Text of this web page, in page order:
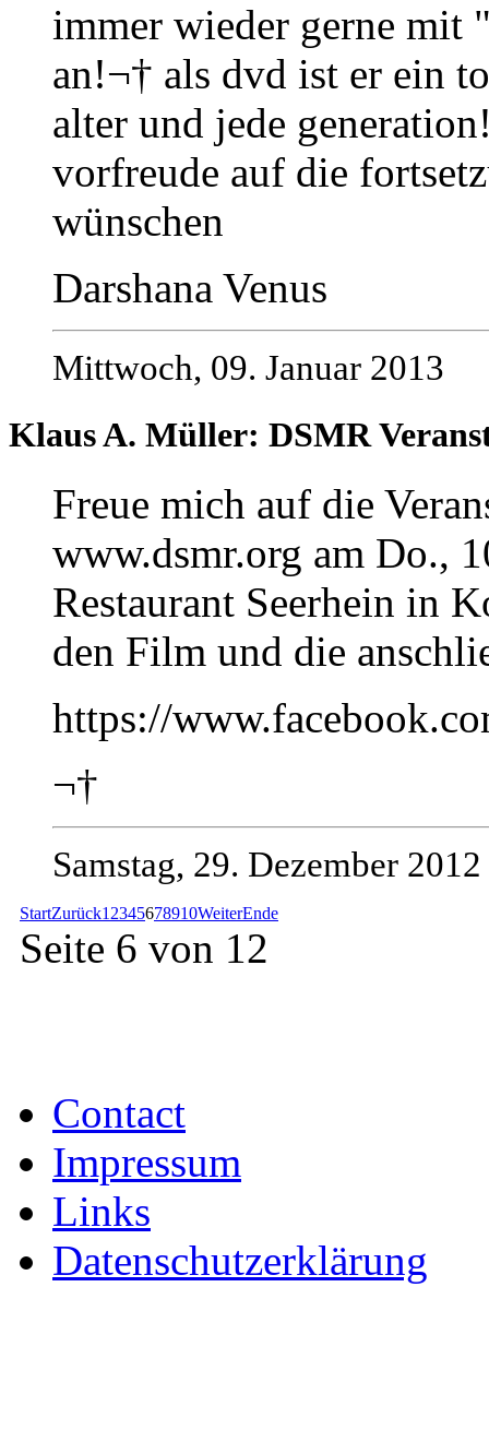
immer wieder gerne mit
an!¬† als dvd ist er ein
alter und jede
vorfreude auf die
wünschen
Darshana Venus
Mittwoch, 09. Januar 2013
Klaus A. Müller: DSMR
Freue mich auf die
www.dsmr.org am Do.,
Restaurant Seerhein in
den Film und die
https://
¬†
Samstag, 29. Dezember 2012
StartZurück1 2345678910WeiterEnde
Seite 6 von 12
Contact
Impressum
Links
Datenschutzerklärung